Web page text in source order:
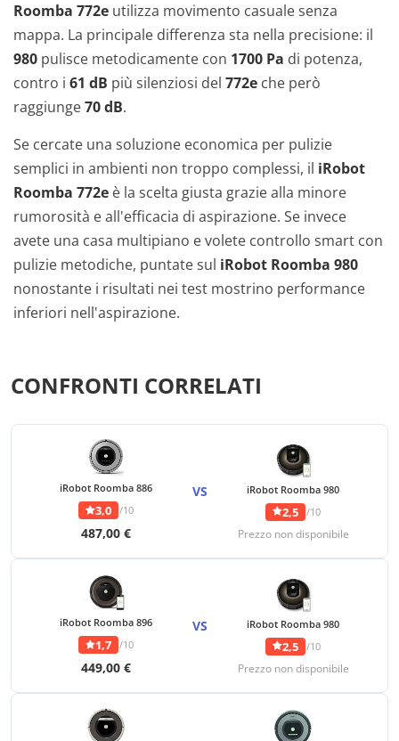
Roomba 772e utilizza movimento casuale senza
mappa. La principale differenza sta nella precisione: il
980 pulisce metodicamente con 1700 Pa di potenza,
contro i 61 dB più silenziosi del 772e che però
raggiunge70 dB.
Se cercate una soluzione economica per pulizie
semplici in ambienti non troppo complessi, il iRobot
Roomba 772e è la scelta giusta grazie alla minore
rumorosità e all'efficacia di aspirazione. Se invece
avete una casa multipiano e volete controllo smart con
pulizie metodiche, puntate sul iRobot Roomba 980
nonostante i risultati nei test mostrino performance
inferiori nell'aspirazione.
CONFRONTI CORRELATI
iRobot Roomba 886
3,0 /10
487,00 €
VS iRobot Roomba 980
2,5 /10
Prezzo non disponibile
iRobot Roomba 896
1,7 /10
449,00 €
VS iRobot Roomba 980
2,5 /10
Prezzo non disponibile